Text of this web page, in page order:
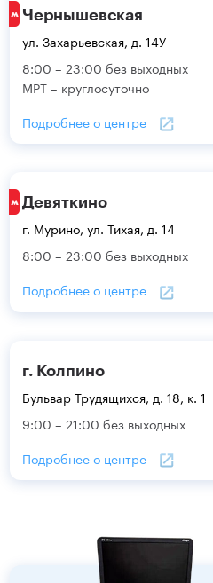
Чернышевская
ул. Захарьевская, д. 14У
8:00 – 23:00 без выходных
МРТ – круглосуточно
Подробнее о центре
Девяткино
г. Мурино, ул. Тихая, д. 14
8:00 – 23:00 без выходных
Подробнее о центре
г. Колпино
Бульвар Трудящихся, д. 18, к. 1
9:00 – 21:00 без выходных
Подробнее о центре